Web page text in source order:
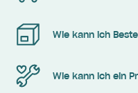
Wie kann ich
Wie kann ich ein